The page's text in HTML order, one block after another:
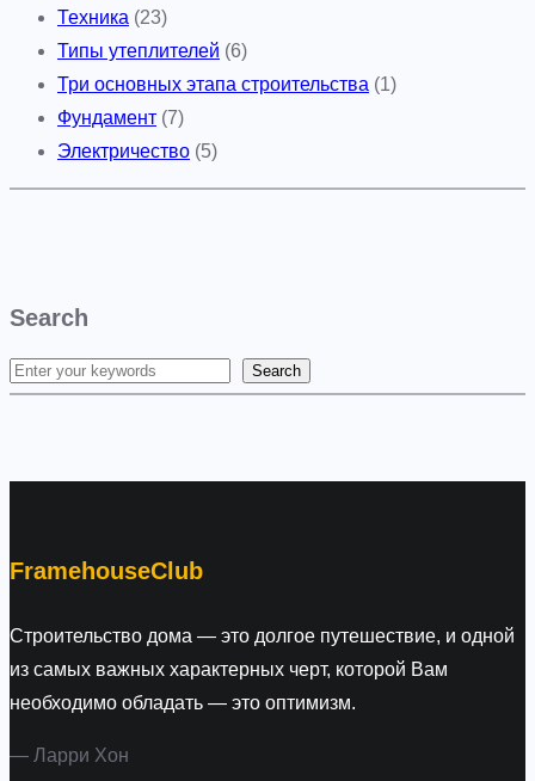
Техника (23)
Типы утеплителей (6)
Три основных этапа строительства (1)
Фундамент (7)
Электричество (5)
Search
S
Search
FramehouseClub
Строительство дома — это долгое путешествие, и одной
из самых важных характерных черт, которой Вам
необходимо обладать — это оптимизм.
— Ларри Хон